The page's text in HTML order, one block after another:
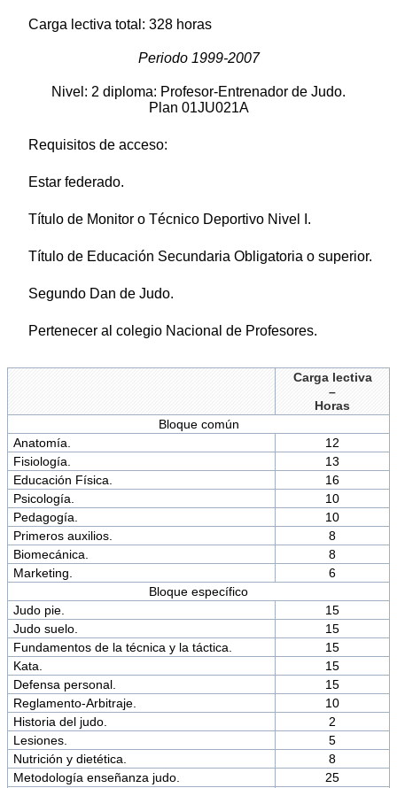
Carga lectiva total: 328 horas
Periodo 1999-2007
Nivel: 2 diploma: Profesor-Entrenador de Judo.
Plan 01JU021A
Requisitos de acceso:
Estar federado.
Título de Monitor o Técnico Deportivo Nivel I.
Título de Educación Secundaria Obligatoria o superior.
Segundo Dan de Judo.
Pertenecer al colegio Nacional de Profesores.
Carga lectiva
–
Horas
Bloque común
Anatomía.
12
Fisiología.
13
Educación Física.
16
Psicología.
10
Pedagogía.
10
Primeros auxilios.
8
Biomecánica.
8
Marketing.
6
Bloque específico
Judo pie.
15
Judo suelo.
15
Fundamentos de la técnica y la táctica.
15
Kata.
15
Defensa personal.
15
Reglamento-Arbitraje.
10
Historia del judo.
2
Lesiones.
5
Nutrición y dietética.
8
Metodología enseñanza judo.
25